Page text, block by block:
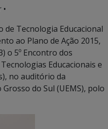
de Tecnologia Educacional
ao Plano de Ação 2015,
o 5º Encontro dos
Educacionais e
no auditório da
do Sul (UEMS), polo